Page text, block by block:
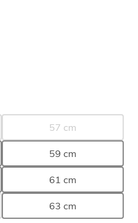
57 cm
59 cm
61 cm
63 cm